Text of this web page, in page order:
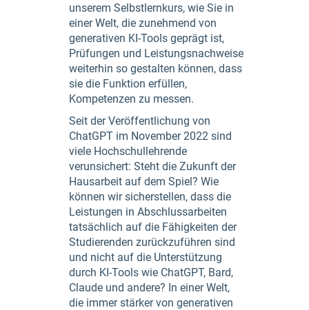
unserem Selbstlernkurs, wie Sie in
einer Welt, die zunehmend von
generativen KI-Tools geprägt ist,
Prüfungen und Leistungsnachweise
weiterhin so gestalten können, dass
sie die Funktion erfüllen,
Kompetenzen zu messen.
Seit der Veröffentlichung von
ChatGPT im November 2022 sind
viele Hochschullehrende
verunsichert: Steht die Zukunft der
Hausarbeit auf dem Spiel? Wie
können wir sicherstellen, dass die
Leistungen in Abschlussarbeiten
tatsächlich auf die Fähigkeiten der
Studierenden zurückzuführen sind
und nicht auf die Unterstützung
durch KI-Tools wie ChatGPT, Bard,
Claude und andere? In einer Welt,
die immer stärker von generativen